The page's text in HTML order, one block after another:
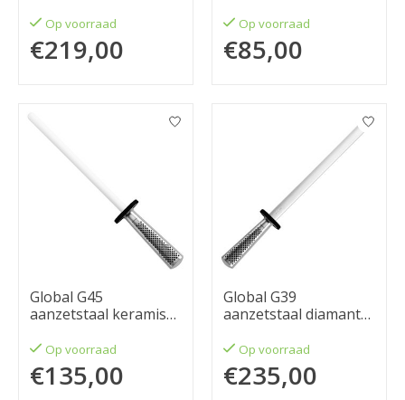
Hakmes, Officemes
Op voorraad
€219,00
Op voorraad
€85,00
Global G45
aanzetstaal keramisch
Op voorraad
€135,00
Global G39
aanzetstaal diamant
Op voorraad
€235,00